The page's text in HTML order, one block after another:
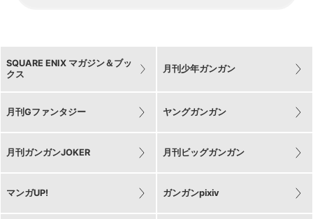
SQUARE ENIX マガジン＆ブッ
クス
月刊少年ガンガン
月刊Gファンタジー ヤングガンガン
月刊ガンガンJOKER 月刊ビッグガンガン
マンガUP! ガンガンpixiv